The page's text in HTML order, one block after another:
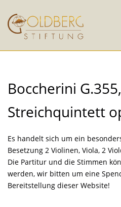
Boccherini G.355,
Streichquintett
Es handelt sich um ein
Besetzung 2 Violinen, Viola, 2
Die Partitur und die Stimmen
werden, wir bitten um eine
Bereitstellung dieser Website!